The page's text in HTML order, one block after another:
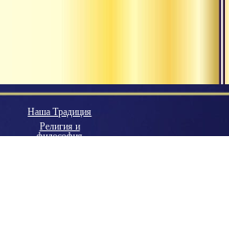
Наша Традиция
Религия и
философия